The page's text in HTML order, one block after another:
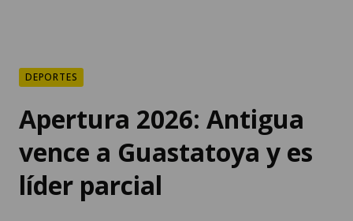
DEPORTES
Apertura 2026: Antigua
vence a Guastatoya y es
líder parcial